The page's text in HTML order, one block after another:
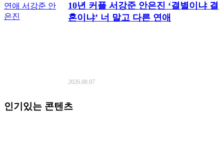
10년 커플 서강준 안은진 ‘결별이냐 결
혼이냐’ 너 말고 다른 연애
2026.08.07
인기있는 콘텐츠